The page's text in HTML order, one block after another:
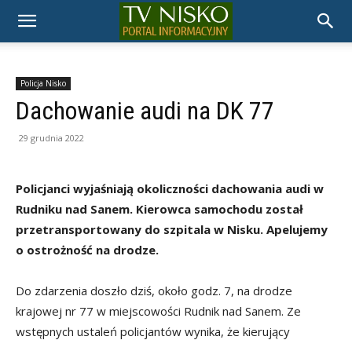
TELEWIZJA
NISKO
Policja Nisko
Dachowanie audi na DK 77
29 grudnia 2022
Policjanci wyjaśniają okoliczności dachowania audi w
Rudniku nad Sanem. Kierowca samochodu został
przetransportowany do szpitala w Nisku. Apelujemy
o ostrożność na drodze.
Do zdarzenia doszło dziś, około godz. 7, na drodze
krajowej nr 77 w miejscowości Rudnik nad Sanem. Ze
wstępnych ustaleń policjantów wynika, że kierujący